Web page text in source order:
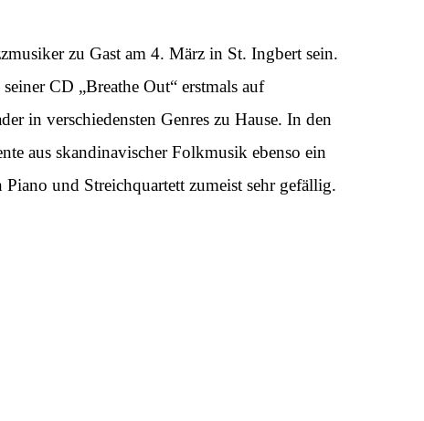
zu Gast am 4. März in St. Ingbert sein.
CD „Breathe Out“ erstmals auf
in verschiedensten Genres zu Hause. In den
aus skandinavischer Folkmusik ebenso ein
und Streichquartett zumeist sehr gefällig.